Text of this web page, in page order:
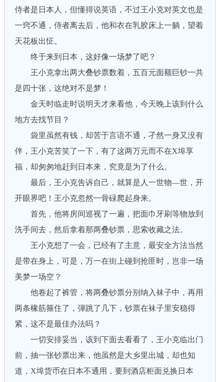
侍者是日本人，但懂得说英语，不过王小克对英文也是
一窍不通，侍者离去后，他和衣在乳胶床上一躺，望着
天花板出怔。
终于来到日本，这好像一场梦了吧？
王小克拿出两大叠钞票数着，五百元面额巨钞一共
是四十张，这绝对不是梦！
金天时临走时说明天才来看他，今天晚上该到什么
地方去找节目？
袋里虽然有钱，却苦于言语不通，孑然一身又没有
伴，王小克苦笑了一下，有了这两万元而不在X埠享
福，却匆匆地赶到日本来，究竟是为了什么。
最后，王小克吿诉自己，就算是人一世物—世，开
开眼界吧！王小克忽然一骨碌爬起身来。
首先，他将房间巡视了一遍，把面巾牙刷等物放到
洗手间去，然后拿着那两叠钞票，思索收藏之法。
王小克想了一会，已经有了主意，最安全方法当然
是带在身上，可是，万一在街上碰到抢匪时，岂非一场
美梦一场空？
他卷起了裤管，将两叠钞票分别纳入袜子中，再用
两条橡筋箍住了，弾跳了几下，钞票在袜子里安稳得
紧，这不是最佳办法吗？
一切安排妥当，该到下面去看看了，王小克临出门
前，抽一张钞票出来，他虽然是大乡里出城，却也知
道，X埠货币在日本不通用，要到酒店柜面兑换日本